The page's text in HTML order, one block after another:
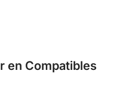
en Compatibles